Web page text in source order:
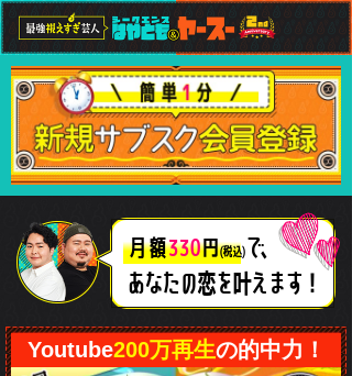
月額330円(税込)で、
あなたの恋を叶えます！
Youtube200万再生の的中力！